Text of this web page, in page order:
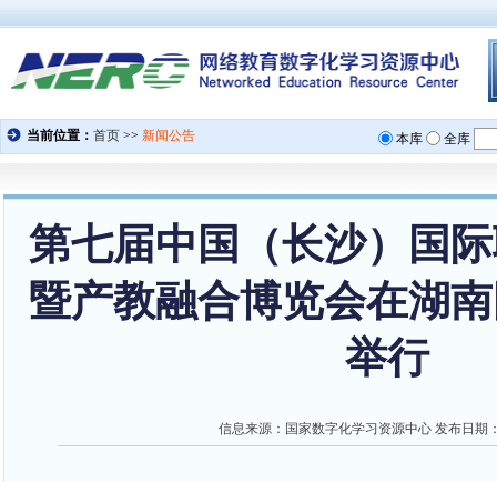
第七届中国（长沙）国
暨产教融合博览会在湖
举行
信息来源： 国家数字化学习资源中心 发布日期